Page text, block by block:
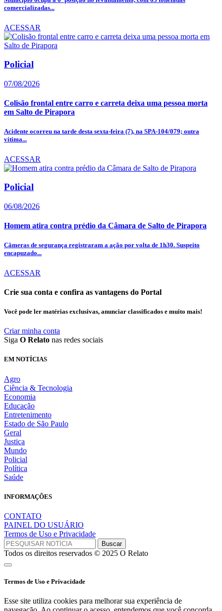
comercializadas...
ACESSAR
Policial
07/08/2026
Colisão frontal entre carro e carreta deixa uma pessoa morta
em Salto de Pirapora
Acidente ocorreu na tarde desta sexta-feira (7), na SPA-104/079; outra
vítima...
ACESSAR
Policial
06/08/2026
Homem atira contra prédio da Câmara de Salto de Pirapora
Câmeras de segurança registraram a ação por volta de 1h30. Suspeito
encapuzado...
ACESSAR
Crie sua conta e confira as vantagens do Portal
Você pode ler matérias exclusivas, anunciar classificados e muito mais!
Criar minha conta
Siga O Relato nas redes sociais
EM NOTÍCIAS
Agro
Ciência & Tecnologia
Economia
Educação
Entretenimento
Estado de São Paulo
Geral
Justiça
Mundo
Policial
Política
Saúde
INFORMAÇÕES
CONTATO
PAINEL DO USUÁRIO
Termos de Uso e Privacidade
Todos os direitos reservados © 2025 O Relato
Termos de Uso e Privacidade
Esse site utiliza cookies para melhorar sua experiência de